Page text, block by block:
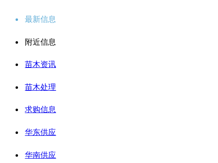
最新信息
附近信息
苗木资讯
苗木处理
求购信息
华东供应
华南供应